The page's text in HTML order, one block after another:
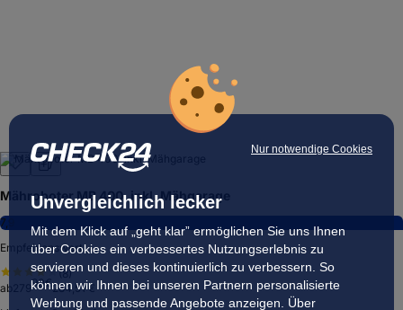
Nur notwendige Cookies
Unvergleichlich lecker
Mit dem Klick auf „geht klar” ermöglichen Sie uns Ihnen
über Cookies ein verbessertes Nutzungserlebnis zu
servieren und dieses kontinuierlich zu verbessern. So
können wir Ihnen bei unseren Partnern personalisierte
Werbung und passende Angebote anzeigen. Über
Mähroboter MB 400, inkl. Mähgarage
7,9
Empfehlenswert
(8)
ab
27990€284,51 €